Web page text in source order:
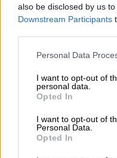
also be disclosed by us
Downstream Participants
Please note that this
not limited to your visit or
grant or deny consent to
use your data for below
consent section.
Personal Data
I want to opt-out of
personal data.
Opted In
I want to opt-out of
Personal Data.
Opted In